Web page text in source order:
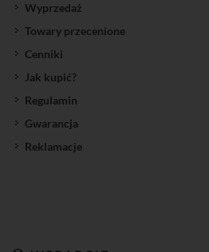
Wyprzedaż
Towary przecenione
Cenniki
Jak kupić?
Regulamin
Gwarancja
Reklamacje